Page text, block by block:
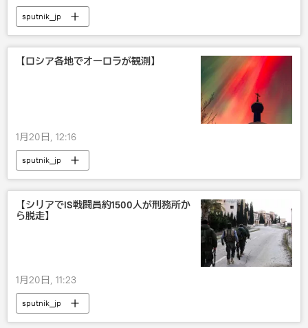
sputnik_jp
【ロシア各地でオーロラが観測】
1月20日, 12:16
sputnik_jp
【シリアでIS戦闘員約1500人が刑務所か
ら脱走】
1月20日, 11:23
sputnik_jp